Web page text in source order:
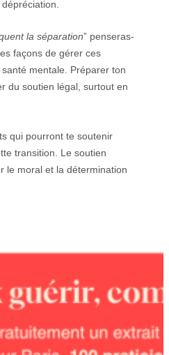
la séparation” penseras-
façons de gérer ces
mentale. Préparer ton
du soutien légal, surtout en
qui pourront te soutenir
transition. Le soutien
le moral et la détermination